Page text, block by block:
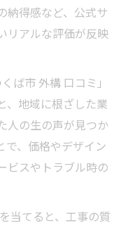
納得感など、公式サ
リアルな評価が反映
ば市 外構 口コミ」
、地域に根ざした業
人の生の声が見つか
で、価格やデザイン
ビスやトラブル時の
当てると、工事の質